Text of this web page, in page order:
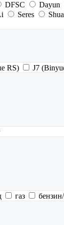
DFSC Dayun
Seres
RS) J7
газ